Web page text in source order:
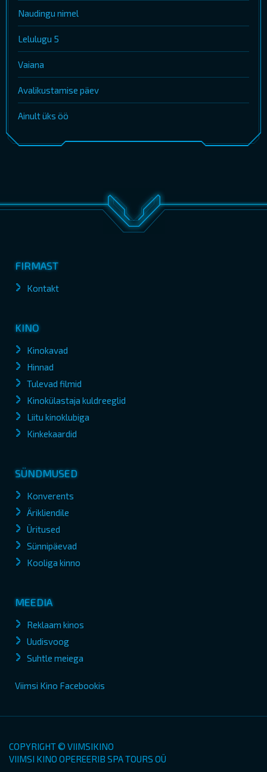
Naudingu nimel
Lelulugu 5
Vaiana
Avalikustamise päev
Ainult üks öö
FIRMAST
Kontakt
KINO
Kinokavad
Hinnad
Tulevad filmid
Kinokülastaja kuldreeglid
Liitu kinoklubiga
Kinkekaardid
SÜNDMUSED
Konverents
Ärikliendile
Üritused
Sünnipäevad
Kooliga kinno
MEEDIA
Reklaam kinos
Uudisvoog
Suhtle meiega
Viimsi Kino Facebookis
COPYRIGHT © VIIMSIKINO
VIIMSI KINO OPEREERIB SPA TOURS OÜ